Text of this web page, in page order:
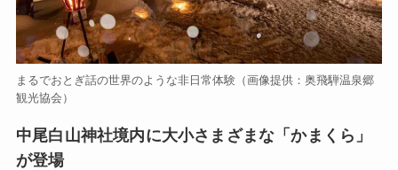
まるでおとぎ話の世界のような非日常体験（画像提供：奥飛騨温泉郷
観光協会）
中尾白山神社境内に大小さまざまな「かまくら」
が登場